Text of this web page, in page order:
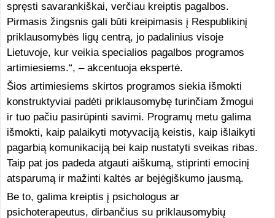
spręsti savarankiškai, verčiau kreiptis pagalbos.
Pirmasis žingsnis gali būti kreipimasis į Respublikinį
priklausomybės ligų centrą, jo padalinius visoje
Lietuvoje, kur veikia specialios pagalbos programos
artimiesiems.“, – akcentuoja ekspertė.
Šios artimiesiems skirtos programos siekia išmokti
konstruktyviai padėti priklausomybę turinčiam žmogui
ir tuo pačiu pasirūpinti savimi. Programų metu galima
išmokti, kaip palaikyti motyvaciją keistis, kaip išlaikyti
pagarbią komunikaciją bei kaip nustatyti sveikas ribas.
Taip pat jos padeda atgauti aiškumą, stiprinti emocinį
atsparumą ir mažinti kaltės ar bejėgiškumo jausmą.
Be to, galima kreiptis į psichologus ar
psichoterapeutus, dirbančius su priklausomybių